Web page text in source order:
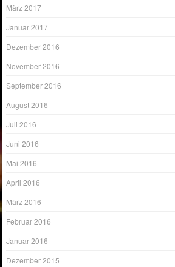
März 2017
Januar 2017
Dezember 2016
November 2016
September 2016
August 2016
Juli 2016
Juni 2016
Mai 2016
April 2016
März 2016
Februar 2016
Januar 2016
Dezember 2015